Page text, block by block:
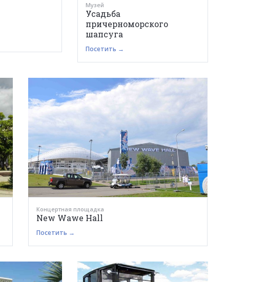
Музей
Усадьба
причерноморского
шапсуга
Посетить →
Концертная площадка
New Wawe Hall
Посетить →